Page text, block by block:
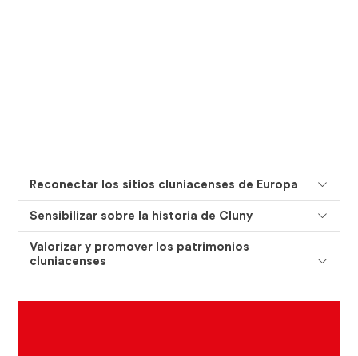
Reconectar los sitios cluniacenses de Europa
Sensibilizar sobre la historia de Cluny
Valorizar y promover los patrimonios
cluniacenses